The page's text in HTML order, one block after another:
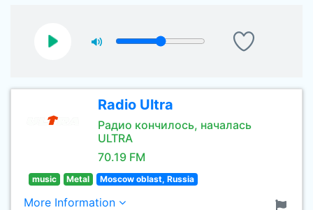
Radio Ultra
Радио кончилось, началась
ULTRA
70.19 FM
music Metal Moscow oblast, Russia
More Information